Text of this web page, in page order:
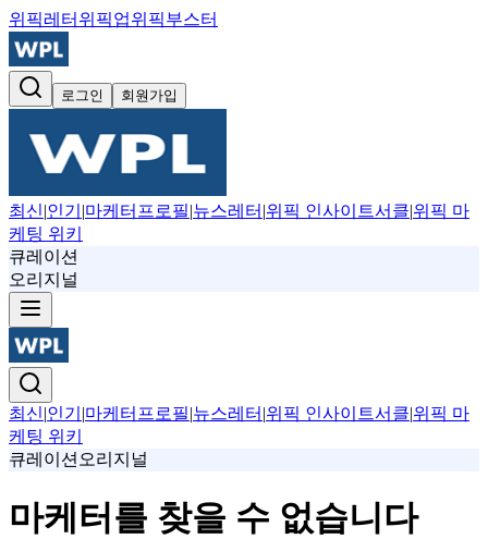
위픽레터 위픽업위픽부스터
로그인 회원가입
최신|인기 |마케터프로필|뉴스레터 |위픽 인사이트서클|위픽 마
케팅 위키
큐레이션
오리지널
최신|인기 |마케터프로필|뉴스레터 |위픽 인사이트서클|위픽 마
케팅 위키
큐레이션 오리지널
마케터를 찾을 수 없습니다